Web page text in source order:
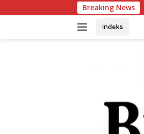
ke
Breaking News
Indeks